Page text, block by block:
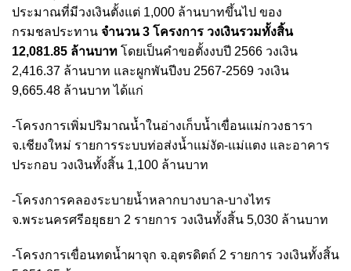
ประมาณที่มีวงเงินตั้งแต่ 1,000 ล้านบาทขึ้นไป ของ
กรมชลประทาน จำนวน 3 โครงการ วงเงินรวมทั้งสิ้น
12,081.85 ล้านบาท โดยเป็นคำขอตั้งงบปี 2566 วงเงิน
2,416.37 ล้านบาท และผูกพันปีงบ 2567-2569 วงเงิน
9,665.48 ล้านบาท ได้แก่
-โครงการเพิ่มปริมาณน้ำในอ่างเก็บน้ำเขื่อนแม่กวงธารา
จ.เชียงใหม่ รายการระบบท่อส่งน้ำแม่งัด-แม่แตง และอาคาร
ประกอบ วงเงินทั้งสิ้น 1,100 ล้านบาท
-โครงการคลองระบายน้ำหลากบางบาล-บางไทร
จ.พระนครศรีอยุธยา 2 รายการ วงเงินทั้งสิ้น 5,030 ล้านบาท
-โครงการเขื่อนทดน้ำผาจุก จ.อุตรดิตถ์ 2 รายการ วงเงินทั้งสิ้น